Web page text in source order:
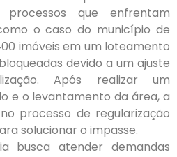
processos que enfrentam
o caso do município de
imóveis em um loteamento
devido a um ajuste
Após realizar um
e o levantamento da área, a
processo de regularização
solucionar o impasse.
busca atender demandas